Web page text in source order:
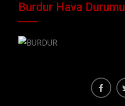
Burdur Hava Durumu